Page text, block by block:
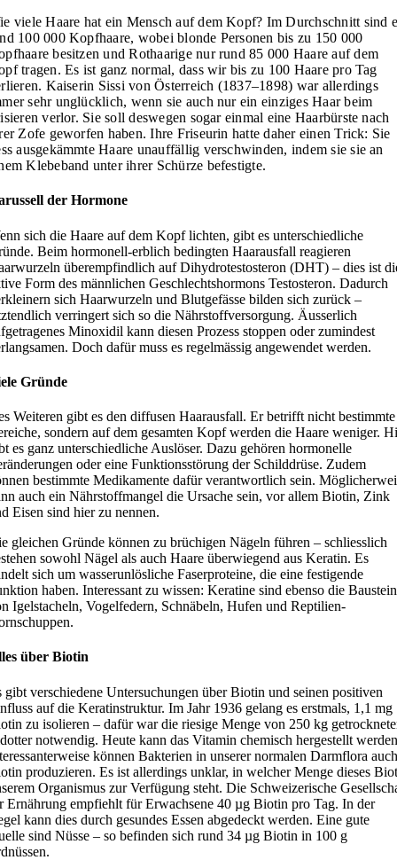
viele Haare hat ein Mensch auf dem Kopf? Im Durchschnitt sind
100 000 Kopfhaare, wobei blonde Personen bis zu 150 000
besitzen und Rothaarige nur rund 85 000 Haare auf dem
tragen. Es ist ganz normal, dass wir bis zu 100 Haare pro Tag
Kaiserin Sissi von Österreich (1837–1898) war allerdings
sehr unglücklich, wenn sie auch nur ein einziges Haar beim
verlor. Sie soll deswegen sogar einmal eine Haarbürste nach
Zofe geworfen haben. Ihre Friseurin hatte daher einen Trick: Sie
ausgekämmte Haare unauffällig verschwinden, indem sie sie an
Klebeband unter ihrer Schürze befestigte.
der Hormone
sich die Haare auf dem Kopf lichten, gibt es unterschiedliche
Beim hormonell-erblich bedingten Haarausfall reagieren
überempfindlich auf Dihydrotestosteron (DHT) – dies ist
Form des männlichen Geschlechtshormons Testosteron. Dadurch
sich Haarwurzeln und Blutgefässe bilden sich zurück –
verringert sich so die Nährstoffversorgung. Äusserlich
Minoxidil kann diesen Prozess stoppen oder zumindest
Doch dafür muss es regelmässig angewendet werden.
Gründe
Weiteren gibt es den diffusen Haarausfall. Er betrifft nicht bestimmte
sondern auf dem gesamten Kopf werden die Haare weniger.
es ganz unterschiedliche Auslöser. Dazu gehören hormonelle
oder eine Funktionsstörung der Schilddrüse. Zudem
bestimmte Medikamente dafür verantwortlich sein.
auch ein Nährstoffmangel die Ursache sein, vor allem Biotin, Zink
Eisen sind hier zu nennen.
gleichen Gründe können zu brüchigen Nägeln führen – schliesslich
sowohl Nägel als auch Haare überwiegend aus Keratin. Es
sich um wasserunlösliche Faserproteine, die eine festigende
haben. Interessant zu wissen: Keratine sind ebenso die
Igelstacheln, Vogelfedern, Schnäbeln, Hufen und Reptilien-
über Biotin
gibt verschiedene Untersuchungen über Biotin und seinen positiven
auf die Keratinstruktur. Im Jahr 1936 gelang es erstmals, 1,1 mg
zu isolieren – dafür war die riesige Menge von 250 kg
notwendig. Heute kann das Vitamin chemisch hergestellt
können Bakterien in unserer normalen Darmflora auch
produzieren. Es ist allerdings unklar, in welcher Menge dieses
Organismus zur Verfügung steht. Die Schweizerische
Ernährung empfiehlt für Erwachsene 40 µg Biotin pro Tag. In der
kann dies durch gesundes Essen abgedeckt werden. Eine gute
sind Nüsse – so befinden sich rund 34 µg Biotin in 100 g